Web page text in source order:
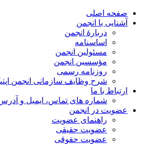
صفحه اصلی
آشنایی با انجمن
دربارۀ انجمن
اساسنامه
مسئولین انجمن
مؤسسین انجمن
روزنامه رسمی
شرح وظایف سازمانی انجمن
ارتباط با ما
شماره های تماس، ایمیل و آدرس
عضویت در انجمن
راهنمای عضویت
عضویت حقیقی
عضویت حقوقی